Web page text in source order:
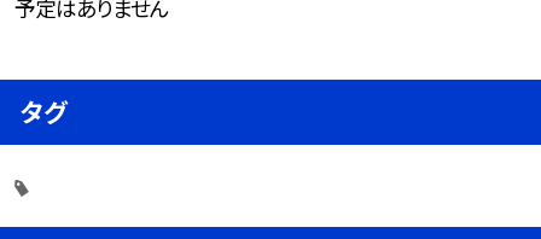
予定はありません
タグ